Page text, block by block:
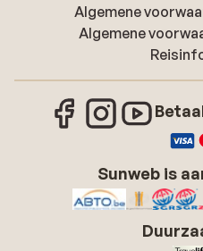
Algemene
Algemene
Sunweb is